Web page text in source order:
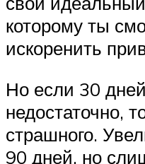
которому ты
искоренить
Но если 30
недостаточно,
страшного.
90 дней, но